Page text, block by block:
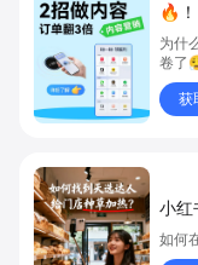
🔥！
为什
卷了
还没
💸 获
小红
如何